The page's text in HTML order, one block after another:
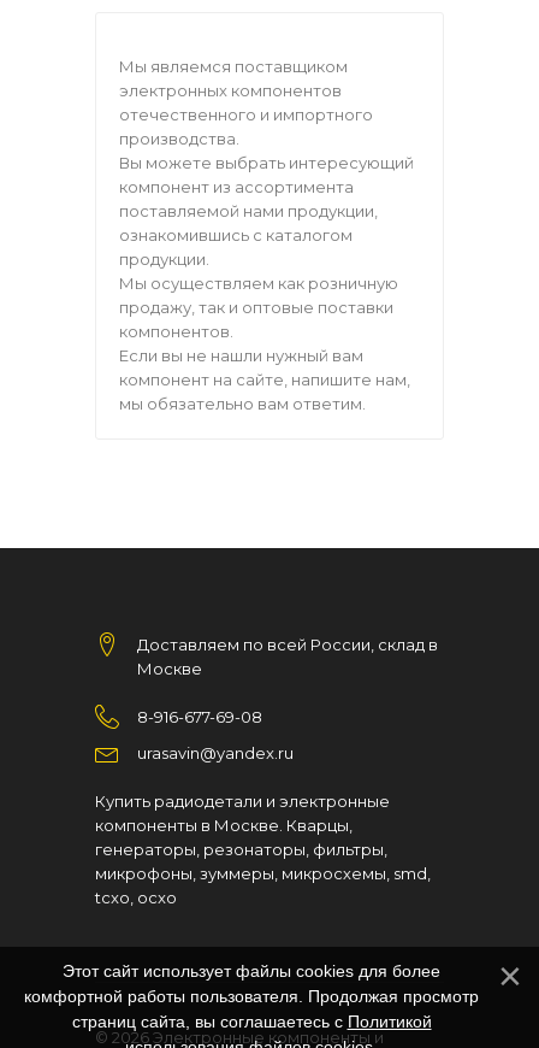
Мы являемся поставщиком
электронных компонентов
отечественного и импортного
производства.
Вы можете выбрать интересующий
компонент из ассортимента
поставляемой нами продукции,
ознакомившись с каталогом
продукции.
Мы осуществляем как розничную
продажу, так и оптовые поставки
компонентов.
Если вы не нашли нужный вам
компонент на сайте, напишите нам,
мы обязательно вам ответим.
Доставляем по всей России, склад в
Москве
8-916-677-69-08
urasavin@yandex.ru
Купить радиодетали и электронные
компоненты в Москве. Кварцы,
генераторы, резонаторы, фильтры,
микрофоны, зуммеры, микросхемы, smd,
tcxo, ocxo
© 2026Электронные компоненты и
Этот сайт использует файлы cookies для более
комфортной работы пользователя. Продолжая просмотр
страниц сайта, вы соглашаетесь с Политикой